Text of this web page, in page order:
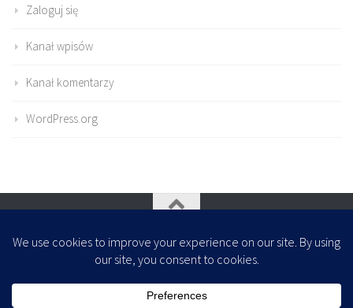
Zaloguj się
Kanał wpisów
Kanał komentarzy
WordPress.org
- Zaprojektowany z